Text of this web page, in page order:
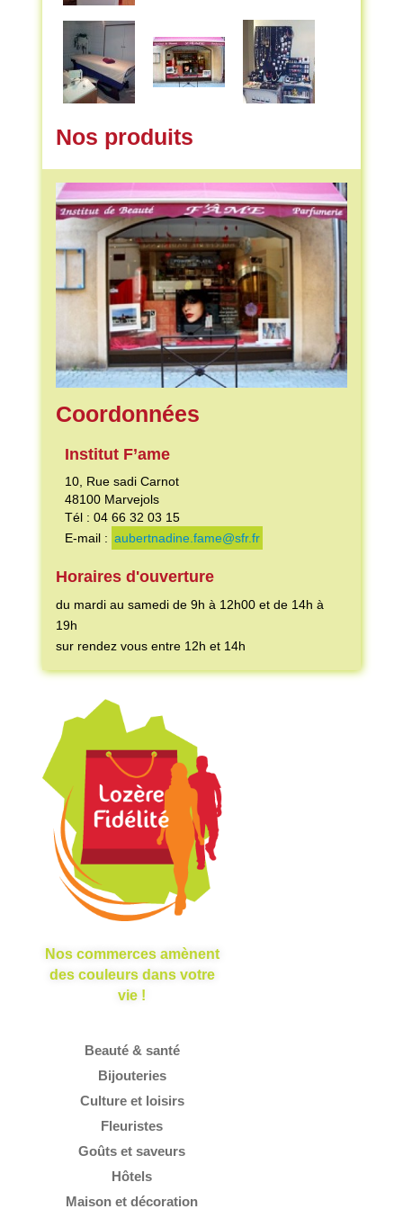
Nos produits
Coordonnées
Institut F’ame
10, Rue sadi Carnot
48100 Marvejols
Tél : 04 66 32 03 15
E-mail : aubertnadine.fame@sfr.fr
Horaires d'ouverture
du mardi au samedi de 9h à 12h00 et de 14h à
19h
sur rendez vous entre 12h et 14h
Nos commerces amènent
des couleurs dans votre
vie !
Beauté & santé
Bijouteries
Culture et loisirs
Fleuristes
Goûts et saveurs
Hôtels
Maison et décoration